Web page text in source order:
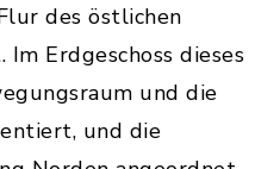
des östlichen
Erdgeschoss dieses
und die
und die